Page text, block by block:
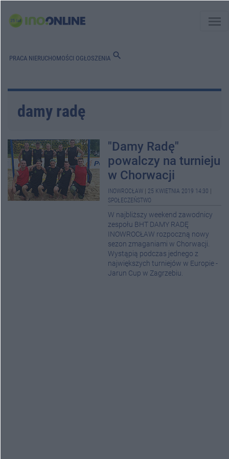
menu
PRACA NIERUCHOMOŚCI OGŁOSZENIA search
damy radę
"Damy Radę"
powalczy na turnieju
w Chorwacji
INOWROCŁAW 25 KWIETNIA 2019 14:30
SPOŁECZEŃSTWO
W najbliższy weekend zawodnicy
zespołu BHT DAMY RADĘ
INOWROCŁAW rozpoczną nowy
sezon zmaganiami w Chorwacji.
Wystąpią podczas jednego z
największych turniejów w Europie -
Jarun Cup w Zagrzebiu.